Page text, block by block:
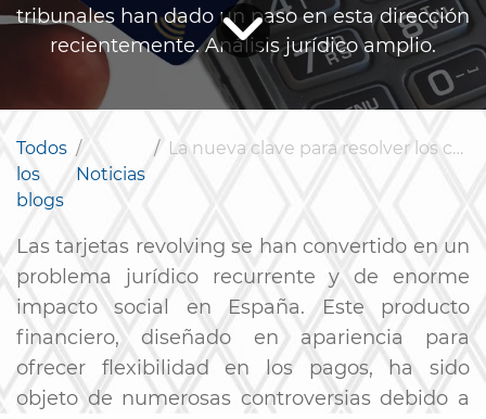
tribunales han dado un paso en esta dirección
recientemente. Análisis jurídico amplio.
Todos
los
blogs
Noticias
La nueva clave para resolver los casos de tarjetas «revolving» más allá de la transparencia y la usura: las normas imperativas
Las tarjetas revolving se han convertido en un
problema jurídico recurrente y de enorme
impacto social en España. Este producto
financiero, diseñado en apariencia para
ofrecer flexibilidad en los pagos, ha sido
objeto de numerosas controversias debido a